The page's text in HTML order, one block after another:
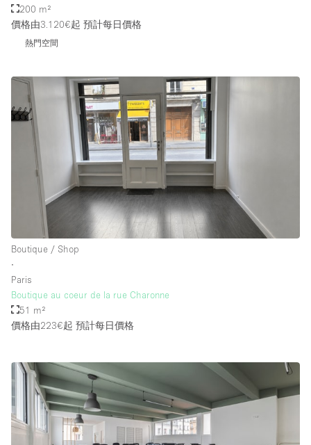
Stunning View
Terrace
Water Access
Whitebox / Minimal
Window Display
樓層 / 入口
地下室
後院
地面
露台
樓上
200 m²
價格由3.120€起 預計每日價格
熱門空間
Boutique / Shop
∙
Paris
Boutique au coeur de la rue Charonne
51 m²
價格由223€起 預計每日價格